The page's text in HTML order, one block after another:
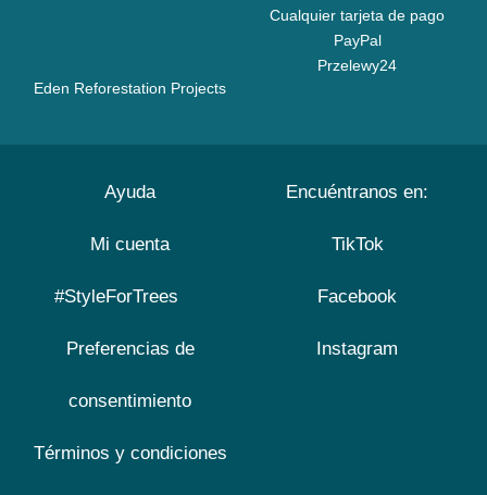
Eden Reforestation Projects
Cualquier tarjeta de pago
PayPal
Przelewy24
Ayuda
Mi cuenta
#StyleForTrees
Preferencias de
consentimiento
Términos y condiciones
Encuéntranos en:
TikTok
Facebook
Instagram